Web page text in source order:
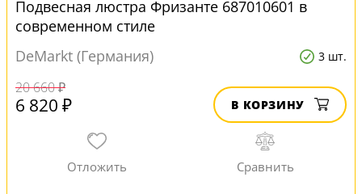
Подвесная люстра Фризанте 687010601 в
современном стиле
DeMarkt (Германия)
3 шт.
20 660 ₽
6 820 ₽ В КОРЗИНУ